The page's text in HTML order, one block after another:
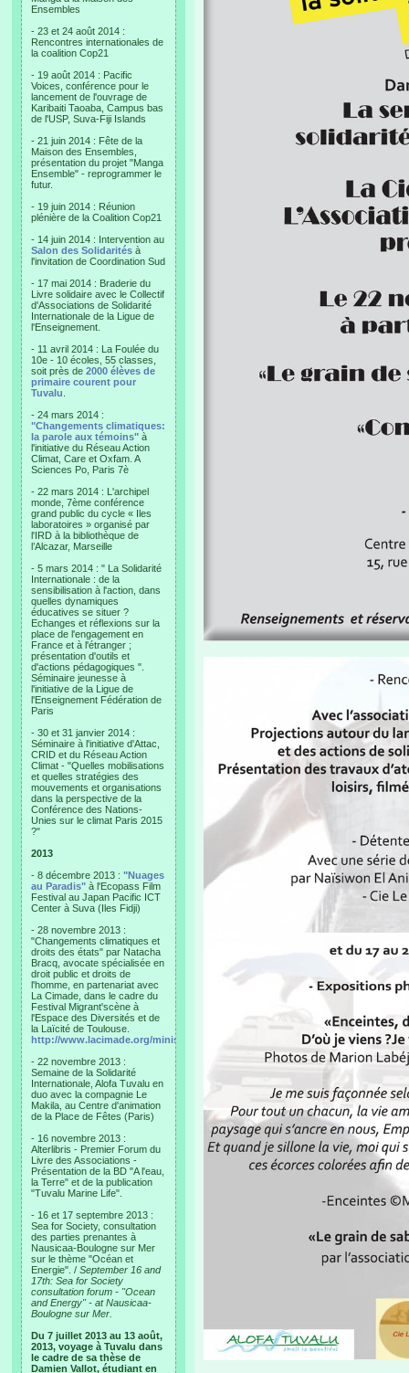
Ensembles
- 23 et 24 août 2014 :
Rencontres internationales de
la coalition Cop21
- 19 août 2014 : Pacific
Voices, conférence pour le
lancement de l'ouvrage de
Karibaiti Taoaba, Campus bas
de l'USP, Suva-Fiji Islands
- 21 juin 2014 : Fête de la
Maison des Ensembles,
présentation du projet "Manga
Ensemble" - reprogrammer le
futur.
- 19 juin 2014 : Réunion
plénière de la Coalition Cop21
- 14 juin 2014 : Intervention au
Salon des Solidarités à
l'invitation de Coordination Sud
- 17 mai 2014 : Braderie du
Livre solidaire avec le Collectif
d'Associations de Solidarité
Internationale de la Ligue de
l'Enseignement.
- 11 avril 2014 : La Foulée du
10e - 10 écoles, 55 classes,
soit près de 2000 élèves de
primaire courent pour
Tuvalu
- 24 mars 2014 :
"Changements climatiques:
la parole aux témoins" à
l'initiative du Réseau Action
Climat, Care et Oxfam. A
Sciences Po, Paris 7è
- 22 mars 2014 : L'archipel
monde, 7ème conférence
grand public du cycle « Iles
laboratoires » organisé par
l'IRD à la bibliothèque de
l’Alcazar, Marseille
- 5 mars 2014 : " La Solidarité
Internationale : de la
sensibilisation à l'action, dans
quelles dynamiques
éducatives se situer ?
Echanges et réflexions sur la
place de l'engagement en
France et à l'étranger ;
présentation d'outils et
d'actions pédagogiques ".
Séminaire jeunesse à
l'initiative de la Ligue de
l'Enseignement Fédération de
Paris
- 30 et 31 janvier 2014 :
Séminaire à l'initiative d'Attac,
CRID et du Réseau Action
Climat - "Quelles mobilisations
et quelles stratégies des
mouvements et organisations
dans la perspective de la
Conférence des Nations-
Unies sur le climat Paris 2015
?"
2013
- 8 décembre 2013 : "Nuages
au Paradis" à l'Ecopass Film
Festival au Japan Pacific ICT
Center à Suva (Iles Fidji)
- 28 novembre 2013 :
"Changements climatiques et
droits des états" par Natacha
Bracq, avocate spécialisée en
droit public et droits de
l'homme, en partenariat avec
La Cimade, dans le cadre du
Festival Migrant'scène à
l'Espace des Diversités et de
la Laïcité de Toulouse.
http://www.lacimade.org/minisites/migrantscene
- 22 novembre 2013 :
Semaine de la Solidarité
Internationale, Alofa Tuvalu en
duo avec la compagnie Le
Makila, au Centre d'animation
de la Place de Fêtes (Paris)
- 16 novembre 2013 :
Alterlibris - Premier Forum du
Livre des Associations -
Présentation de la BD "A l'eau,
la Terre" et de la publication
"Tuvalu Marine Life".
- 16 et 17 septembre 2013 :
Sea for Society, consultation
des parties prenantes à
Nausicaa-Boulogne sur Mer
sur le thème "Océan et
Energie". / September 16 and
17th: Sea for Society
consultation forum - "Ocean
and Energy" - at Nausicaa-
Boulogne sur Mer.
Du 7 juillet 2013 au 13 août,
2013, voyage à Tuvalu dans
le cadre de sa thèse de
Damien Vallot, étudiant en